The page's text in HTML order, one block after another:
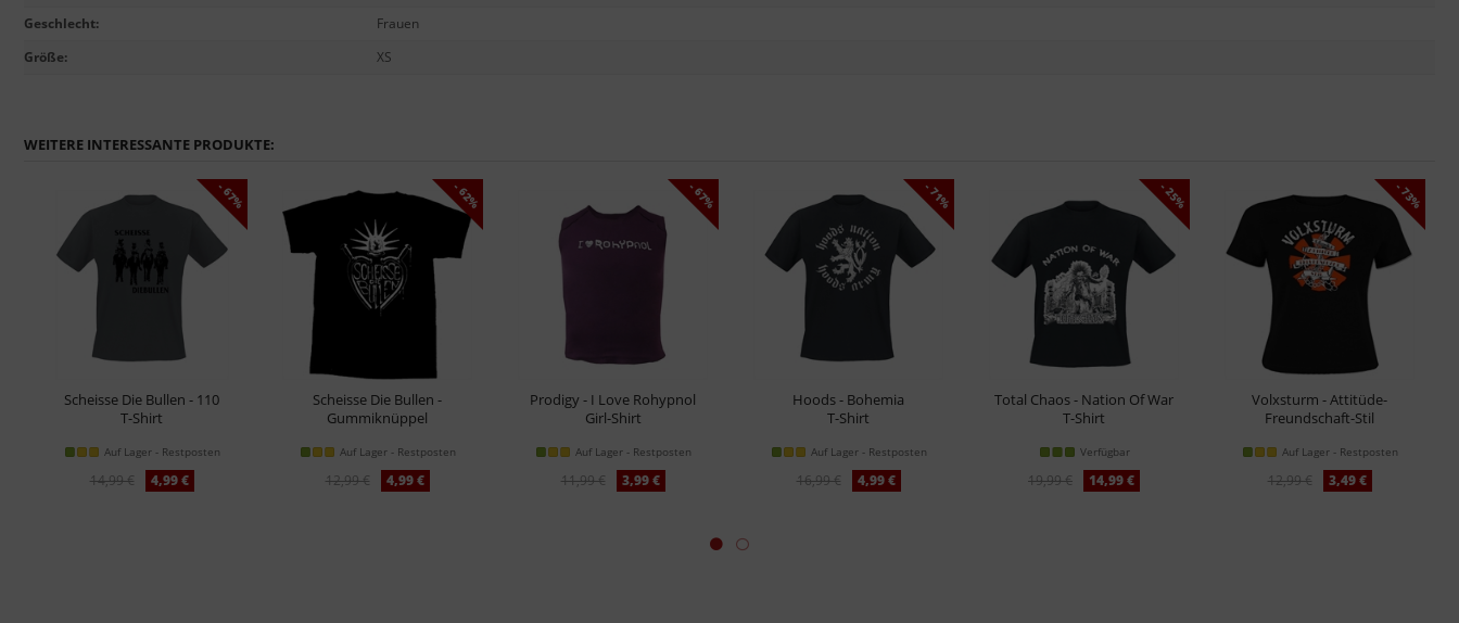
Geschlecht:
Frauen
Größe: XS
WEITERE INTERESSANTE PRODUKTE:
Scheisse Die Bullen - 110
T-Shirt
Auf Lager - Restposten
14,99 € 4,99 €
- 67%
Scheisse Die Bullen -
Gummiknüppel
Auf Lager - Restposten
12,99 € 4,99 €
- 62%
Prodigy - I Love Rohypnol
Girl-Shirt
Auf Lager - Restposten
11,99 € 3,99 €
- 67%
Hoods - Bohemia
T-Shirt
Auf Lager - Restposten
16,99 € 4,99 €
- 71%
Total Chaos - Nation Of War
T-Shirt
Verfügbar
19,99 € 14,99 €
- 25%
Volxsturm - Attitüde-
Freundschaft-Stil
Auf Lager - Restposten
12,99 € 3,49 €
- 73%